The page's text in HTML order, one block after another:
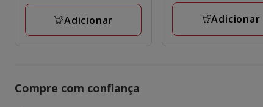
62.99€
Adicionar
avaliações
Adicionar
Compre com confiança